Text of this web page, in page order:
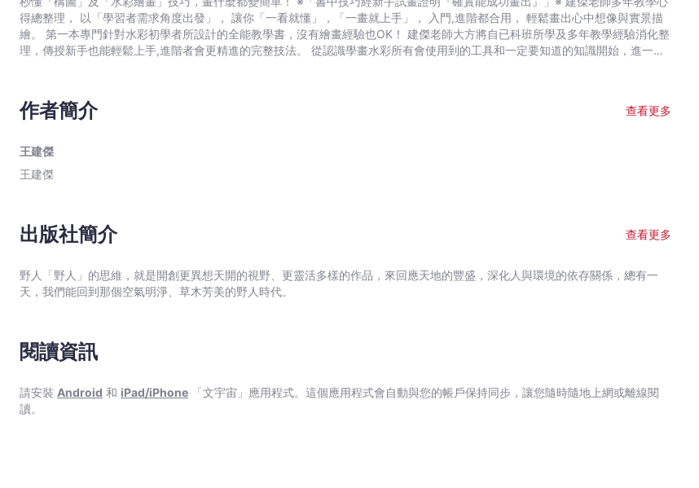
應
用，
從
鬆
駕
水
彩
王
傑
-
宙
Bookniverse
得總整理， 以「學習者需求角度出發」， 讓你「一看就懂」，「一畫就上手」， 入門,進階都合用， 輕鬆畫出心中想像與實景描
繪。 第一本專門針對水彩初學者所設計的全能教學書，沒有繪畫經驗也OK！ 建傑老師大方將自已科班所學及多年教學經驗消化整
理，傳授新手也能輕鬆上手,進階者會更精進的完整技法。 從認識學畫水彩所有會使用到的工具和一定要知道的知識開始，進一步
本書推薦給—— &middot;對水彩畫沒有自信的你。 &middot;想要獲得繪畫基本技法的你。 &middot;想再精進水彩繪畫技巧的
你。 &middot;立志成為插畫家的你。 ■本書中你能學會—— &middot;超實用線條構圖技巧（甜點,寵物,風景）。 &middot;學會
度時的水彩急救包。
作者簡介 查看更多
王建傑
王建傑
出版社簡介 查看更多
野人「野人」的思維，就是開創更異想天開的視野、更靈活多樣的作品，來回應天地的豐盛，深化人與環境的依存關係，總有一
天，我們能回到那個空氣明淨、草木芳美的野人時代。
閱讀資訊
請安裝 Android 和 iPad/iPhone 「文宇宙」應用程式。這個應用程式會自動與您的帳戶保持同步，讓您隨時隨地上網或離線閱
讀。